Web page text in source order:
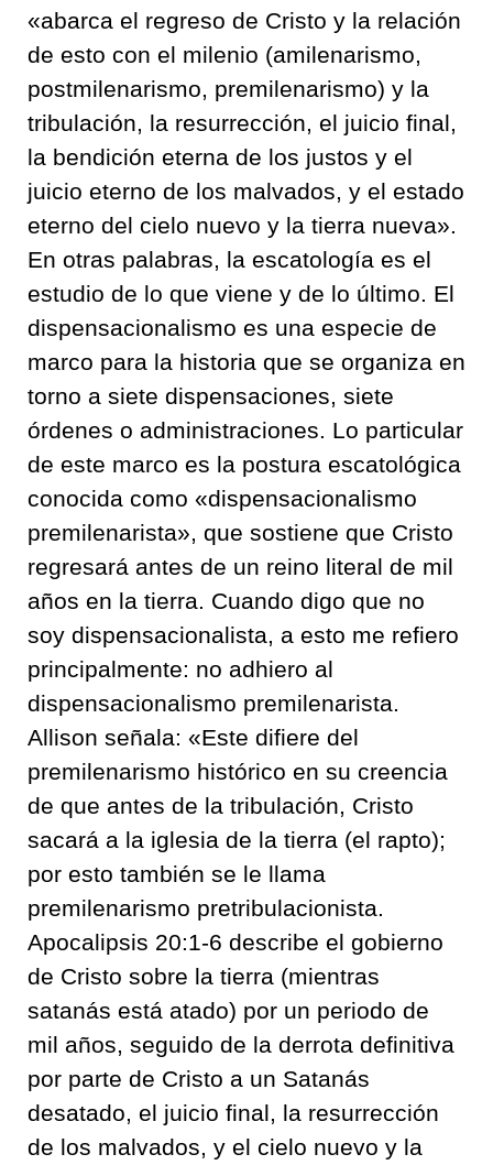
«abarca el regreso de Cristo y la relación
de esto con el milenio (amilenarismo,
postmilenarismo, premilenarismo) y la
tribulación, la resurrección, el juicio final,
la bendición eterna de los justos y el
juicio eterno de los malvados, y el estado
eterno del cielo nuevo y la tierra nueva».
En otras palabras, la escatología es el
estudio de lo que viene y de lo último. El
dispensacionalismo es una especie de
marco para la historia que se organiza en
torno a siete dispensaciones, siete
órdenes o administraciones. Lo particular
de este marco es la postura escatológica
conocida como «dispensacionalismo
premilenarista», que sostiene que Cristo
regresará antes de un reino literal de mil
años en la tierra. Cuando digo que no
soy dispensacionalista, a esto me refiero
principalmente: no adhiero al
dispensacionalismo premilenarista.
Allison señala: «Este difiere del
premilenarismo histórico en su creencia
de que antes de la tribulación, Cristo
sacará a la iglesia de la tierra (el rapto);
por esto también se le llama
premilenarismo pretribulacionista.
Apocalipsis 20:1-6 describe el gobierno
de Cristo sobre la tierra (mientras
satanás está atado) por un periodo de
mil años, seguido de la derrota definitiva
por parte de Cristo a un Satanás
desatado, el juicio final, la resurrección
de los malvados, y el cielo nuevo y la